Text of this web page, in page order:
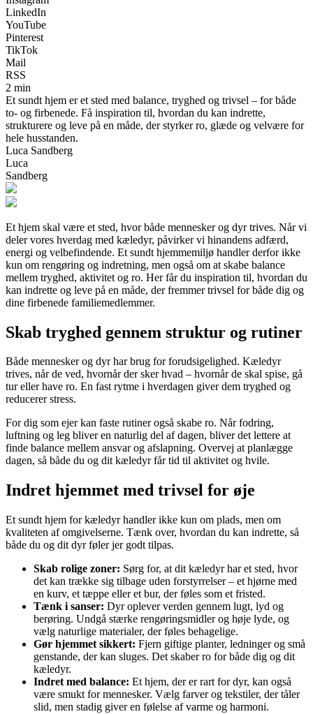
LinkedIn
YouTube
Pinterest
TikTok
Mail
RSS
2 min
Et sundt hjem er et sted med balance, tryghed og trivsel – for både
to- og firbenede. Få inspiration til, hvordan du kan indrette,
strukturere og leve på en måde, der styrker ro, glæde og velvære for
hele husstanden.
Luca Sandberg
Luca
Sandberg
Et hjem skal være et sted, hvor både mennesker og dyr trives. Når vi
deler vores hverdag med kæledyr, påvirker vi hinandens adfærd,
energi og velbefindende. Et sundt hjemmemiljø handler derfor ikke
kun om rengøring og indretning, men også om at skabe balance
mellem tryghed, aktivitet og ro. Her får du inspiration til, hvordan du
kan indrette og leve på en måde, der fremmer trivsel for både dig og
dine firbenede familiemedlemmer.
Skab tryghed gennem struktur og rutiner
Både mennesker og dyr har brug for forudsigelighed. Kæledyr
trives, når de ved, hvornår der sker hvad – hvornår de skal spise, gå
tur eller have ro. En fast rytme i hverdagen giver dem tryghed og
reducerer stress.
For dig som ejer kan faste rutiner også skabe ro. Når fodring,
luftning og leg bliver en naturlig del af dagen, bliver det lettere at
finde balance mellem ansvar og afslapning. Overvej at planlægge
dagen, så både du og dit kæledyr får tid til aktivitet og hvile.
Indret hjemmet med trivsel for øje
Et sundt hjem for kæledyr handler ikke kun om plads, men om
kvaliteten af omgivelserne. Tænk over, hvordan du kan indrette, så
både du og dit dyr føler jer godt tilpas.
Skab rolige zoner: Sørg for, at dit kæledyr har et sted, hvor
det kan trække sig tilbage uden forstyrrelser – et hjørne med
en kurv, et tæppe eller et bur, der føles som et fristed.
Tænk i sanser: Dyr oplever verden gennem lugt, lyd og
berøring. Undgå stærke rengøringsmidler og høje lyde, og
vælg naturlige materialer, der føles behagelige.
Gør hjemmet sikkert: Fjern giftige planter, ledninger og små
genstande, der kan sluges. Det skaber ro for både dig og dit
kæledyr.
Indret med balance: Et hjem, der er rart for dyr, kan også
være smukt for mennesker. Vælg farver og tekstiler, der tåler
slid, men stadig giver en følelse af varme og harmoni.